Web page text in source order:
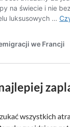
wszystkich